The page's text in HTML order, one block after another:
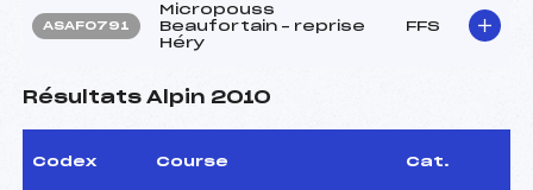
ASAF0791
Micropouss
Beaufortain – reprise
Héry
FFS
Résultats Alpin 2010
Codex Course Cat.